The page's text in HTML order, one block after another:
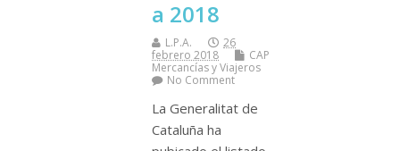
a 2018
L.P.A.
26
febrero 2018
CAP
Mercancí­as y Viajeros
No Comment
La Generalitat de
Cataluña ha